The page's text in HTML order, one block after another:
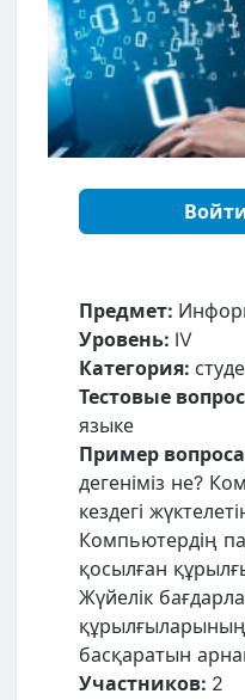
Предмет:
Уровень: IV
Категория:
Тестовые
языке
Пример
дегеніміз не?
кездегі
Компьютердің
қосылған
Жүйелік
басқаратын
Участников: 2